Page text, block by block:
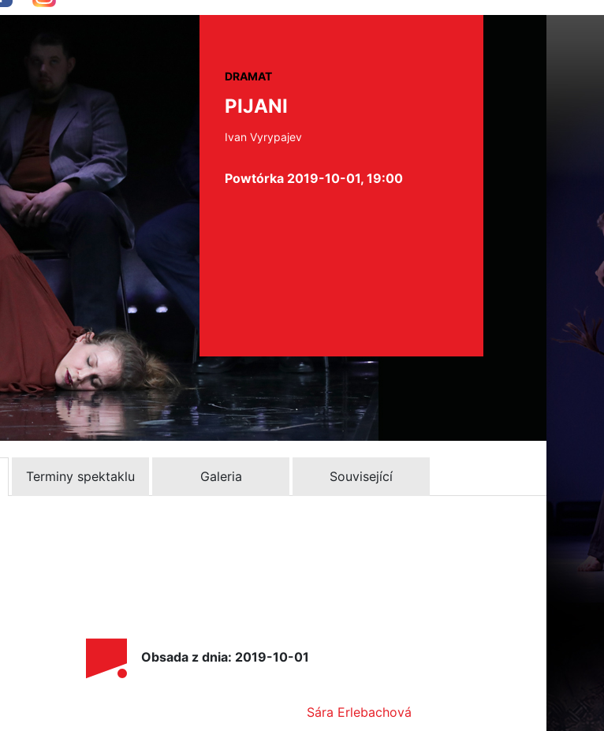
DRAMAT
PIJANI
Ivan Vyrypajev
Powtórka 2019-10-01, 19:00
Terminy spektaklu Galeria Související
Obsada z dnia: 2019-10-01
Sára Erlebachová